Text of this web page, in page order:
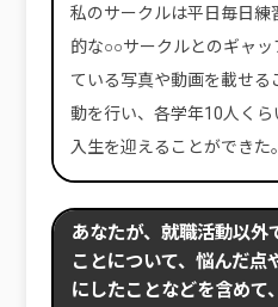
私のサークルは平日毎日練
的な○○サークルとのギャ
ている写真や動画を載せ
動を行い、各学年10人く
入生を迎えることができた。
あなたが、就職活動以外
ことについて、悩んだ点
にしたことなどを含めて